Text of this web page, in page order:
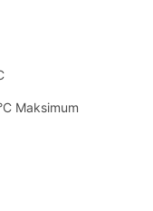
Maksimum